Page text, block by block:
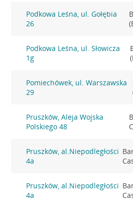
Podkowa Leśna, ul. Gołębia
26
Podkowa Leśna, ul. Słowicza
1g
Pomiechówek, ul. Warszawska
29
Pruszków, Aleja Wojska
Polskiego 48
Pruszków, al.Niepodległości
4a
Pruszków, al.Niepodległości
4a